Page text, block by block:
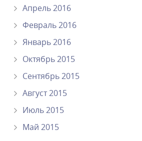
Апрель 2016
Февраль 2016
Январь 2016
Октябрь 2015
Сентябрь 2015
Август 2015
Июль 2015
Май 2015